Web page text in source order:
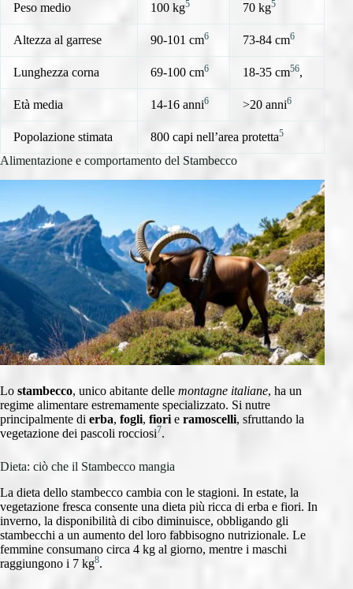
Peso medio 100 kg5 70 kg5
Altezza al garrese 90-101 cm6 73-84 cm6
Lunghezza corna 69-100 cm6 18-35 cm56,
Età media 14-16 anni6 >20 anni6
Popolazione stimata 800 capi nell’area protetta5
Alimentazione e comportamento del Stambecco
Lo stambecco, unico abitante delle montagne italiane, ha un
regime alimentare estremamente specializzato. Si nutre
principalmente di erba, fogli, fiori e ramoscelli, sfruttando la
vegetazione dei pascoli rocciosi7.
Dieta: ciò che il Stambecco mangia
La dieta dello stambecco cambia con le stagioni. In estate, la
vegetazione fresca consente una dieta più ricca di erba e fiori. In
inverno, la disponibilità di cibo diminuisce, obbligando gli
stambecchi a un aumento del loro fabbisogno nutrizionale. Le
femmine consumano circa 4 kg al giorno, mentre i maschi
raggiungono i 7 kg8.